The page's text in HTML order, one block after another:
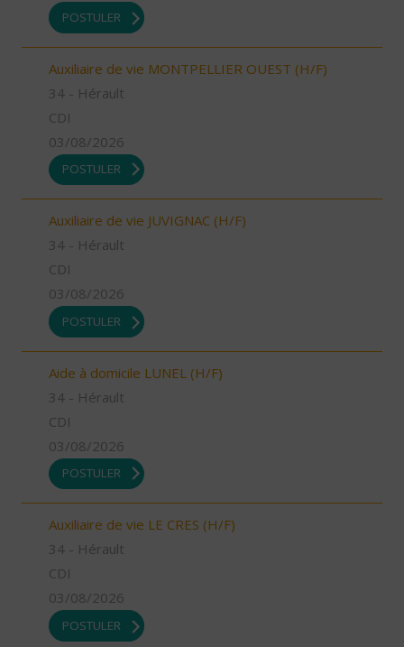
POSTULER
Auxiliaire de vie MONTPELLIER OUEST (H/F)
34 - Hérault
CDI
03/08/2026
POSTULER
Auxiliaire de vie JUVIGNAC (H/F)
34 - Hérault
CDI
03/08/2026
POSTULER
Aide à domicile LUNEL (H/F)
34 - Hérault
CDI
03/08/2026
POSTULER
Auxiliaire de vie LE CRES (H/F)
34 - Hérault
CDI
03/08/2026
POSTULER